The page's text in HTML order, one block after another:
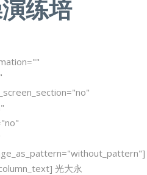
练培
光大永